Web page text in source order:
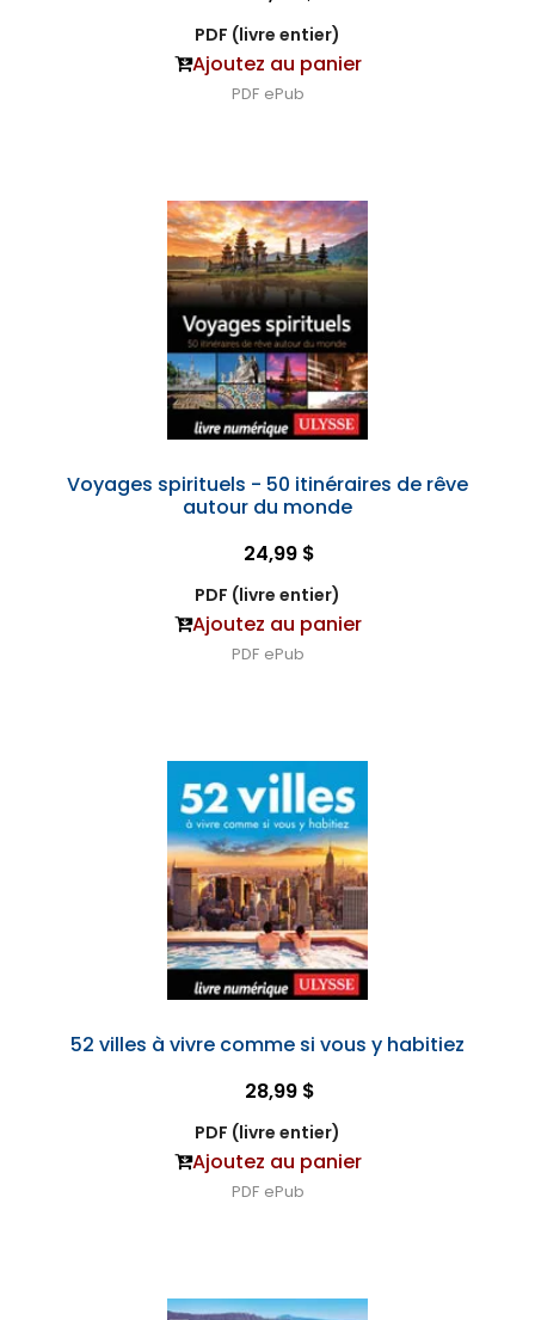
PDF (livre entier)
Ajoutez au panier
PDF ePub
Voyages spirituels - 50 itinéraires de rêve
autour du monde
24,99 $
PDF (livre entier)
Ajoutez au panier
PDF ePub
52 villes à vivre comme si vous y habitiez
28,99 $
PDF (livre entier)
Ajoutez au panier
PDF ePub